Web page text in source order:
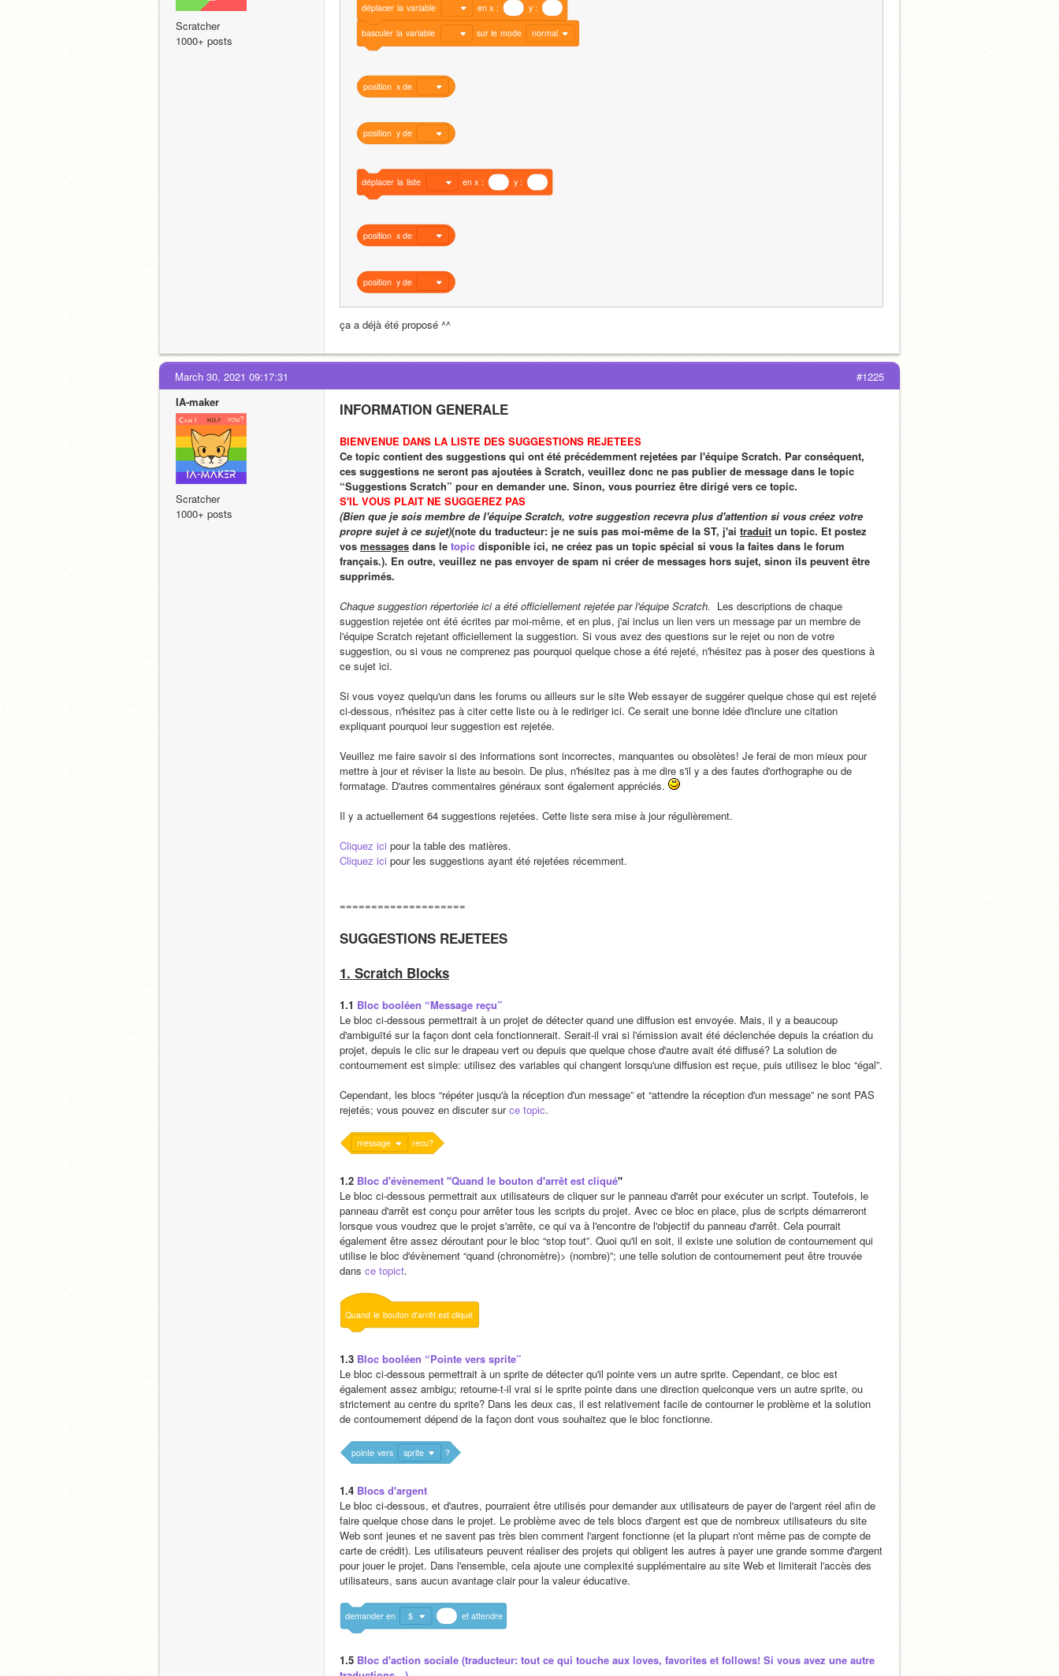
Scratcher
1000+ posts
déplacer la variable en x : y :
basculer la variable sur le mode normal
position x de
position y de
déplacer la liste en x : y :
position x de
position y de
ça a déjà été proposé ^^
#1225
March 30, 2021 09:17:31
IA-maker
Scratcher
1000+ posts
INFORMATION GENERALE
BIENVENUE DANS LA LISTE DES SUGGESTIONS REJETEES
Ce topic contient des suggestions qui ont été précédemment rejetées par l'équipe Scratch. Par conséquent,
ces suggestions ne seront pas ajoutées à Scratch, veuillez donc ne pas publier de message dans le topic
“Suggestions Scratch” pour en demander une. Sinon, vous pourriez être dirigé vers ce topic.
S'IL VOUS PLAIT NE SUGGEREZ PAS
(Bien que je sois membre de l'équipe Scratch, votre suggestion recevra plus d'attention si vous créez votre
propre sujet à ce sujet)(note du traducteur: je ne suis pas moi-même de la ST, j'ai traduit un topic. Et postez
vos messages dans le topic disponible ici, ne créez pas un topic spécial si vous la faites dans le forum
français.). En outre, veuillez ne pas envoyer de spam ni créer de messages hors sujet, sinon ils peuvent être
supprimés.
Chaque suggestion répertoriée ici a été officiellement rejetée par l'équipe Scratch.
  Les descriptions de chaque
suggestion rejetée ont été écrites par moi-même, et en plus, j'ai inclus un lien vers un message par un membre de
l'équipe Scratch rejetant officiellement la suggestion. Si vous avez des questions sur le rejet ou non de votre
suggestion, ou si vous ne comprenez pas pourquoi quelque chose a été rejeté, n'hésitez pas à poser des questions à
ce sujet ici.
Si vous voyez quelqu'un dans les forums ou ailleurs sur le site Web essayer de suggérer quelque chose qui est rejeté
ci-dessous, n'hésitez pas à citer cette liste ou à le rediriger ici. Ce serait une bonne idée d'inclure une citation
expliquant pourquoi leur suggestion est rejetée.
Veuillez me faire savoir si des informations sont incorrectes, manquantes ou obsolètes! Je ferai de mon mieux pour
mettre à jour et réviser la liste au besoin. De plus, n'hésitez pas à me dire s'il y a des fautes d'orthographe ou de
formatage. D'autres commentaires généraux sont également appréciés.
Il y a actuellement 64 suggestions rejetées. Cette liste sera mise à jour régulièrement.
Cliquez ici pour la table des matières.
Cliquez ici pour les suggestions ayant été rejetées récemment.
====================
SUGGESTIONS REJETEES
1. Scratch Blocks
1.1 Bloc booléen “Message reçu”
Le bloc ci-dessous permettrait à un projet de détecter quand une diffusion est envoyée. Mais, il y a beaucoup
d'ambiguïté sur la façon dont cela fonctionnerait. Serait-il vrai si l'émission avait été déclenchée depuis la création du
projet, depuis le clic sur le drapeau vert ou depuis que quelque chose d'autre avait été diffusé? La solution de
contournement est simple: utilisez des variables qui changent lorsqu'une diffusion est reçue, puis utilisez le bloc “égal”.
Cependant, les blocs “répéter jusqu'à la réception d'un message” et “attendre la réception d'un message” ne sont PAS
rejetés; vous pouvez en discuter sur ce topic.
message recu?
1.2 Bloc d'évènement "Quand le bouton d'arrêt est cliqué"
Le bloc ci-dessous permettrait aux utilisateurs de cliquer sur le panneau d'arrêt pour exécuter un script. Toutefois, le
panneau d'arrêt est conçu pour arrêter tous les scripts du projet. Avec ce bloc en place, plus de scripts démarreront
lorsque vous voudrez que le projet s'arrête, ce qui va à l'encontre de l'objectif du panneau d'arrêt. Cela pourrait
également être assez déroutant pour le bloc “stop tout”. Quoi qu'il en soit, il existe une solution de contournement qui
utilise le bloc d'évènement “quand (chronomètre)> (nombre)”; une telle solution de contournement peut être trouvée
dans ce topict.
Quand le bouton d'arrêtest cliqué
1.3 Bloc booléen “Pointe vers sprite”
Le bloc ci-dessous permettrait à un sprite de détecter qu'il pointe vers un autre sprite. Cependant, ce bloc est
également assez ambigu; retourne-t-il vrai si le sprite pointe dans une direction quelconque vers un autre sprite, ou
strictement au centre du sprite? Dans les deux cas, il est relativement facile de contourner le problème et la solution
de contournement dépend de la façon dont vous souhaitez que le bloc fonctionne.
pointe vers sprite ?
1.4 Blocs d'argent
Le bloc ci-dessous, et d'autres, pourraient être utilisés pour demander aux utilisateurs de payer de l'argent réel afin de
faire quelque chose dans le projet. Le problème avec de tels blocs d'argent est que de nombreux utilisateurs du site
Web sont jeunes et ne savent pas très bien comment l'argent fonctionne (et la plupart n'ont même pas de compte de
carte de crédit). Les utilisateurs peuvent réaliser des projets qui obligent les autres à payer une grande somme d'argent
pour jouer le projet. Dans l'ensemble, cela ajoute une complexité supplémentaire au site Web et limiterait l'accès des
utilisateurs, sans aucun avantage clair pour la valeur éducative.
demander en $ et attendre
1.5 Bloc d'action sociale (traducteur: tout ce qui touche aux loves, favorites et follows! Si vous avez une autre